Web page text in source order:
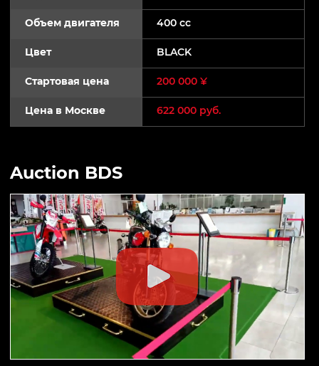
Объем двигателя 400 cc
Цвет BLACK
Стартовая цена 200 000 ¥
Цена в Москве 622 000 руб.
Auction BDS